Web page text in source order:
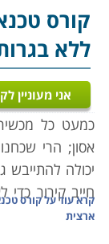
קורס
ללא
אני מעוניין
כמעט כל
אסון; הרי
יכולה
חייב קירור
מהבית.
קרא עוד עלקורס
ארצית